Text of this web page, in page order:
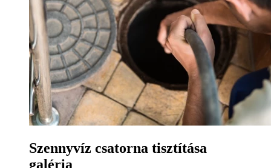
Szennyvíz csatorna tisztítása
galéria